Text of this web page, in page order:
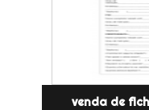
venda de